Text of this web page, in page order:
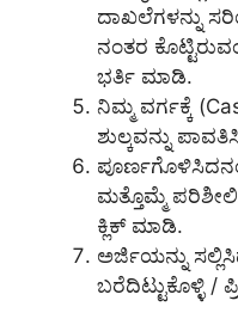
ದಾಖಲೆಗಳನ್ನು
ನಂತರ
ಭರ್ತಿ ಮಾಡಿ.
ನಿಮ್ಮ ವರ್ಗಕ್ಕೆ
ಶುಲ್ಕವನ್ನು
ಮತ್ತೊಮ್ಮೆ
ಕ್ಲಿಕ್ ಮಾಡಿ.
ಅರ್ಜಿಯನ್ನು
ಬರೆದಿಟ್ಟುಕೊಳ್ಳಿ /